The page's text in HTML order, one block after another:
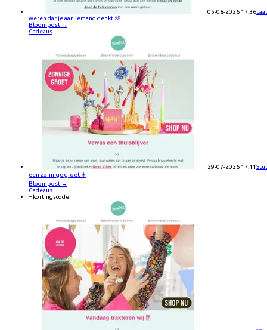
05-08-2026 17:36Laat
weten dat je aan iemand denkt 💭
Bloompost →
Cadeaus
29-07-2026 17:11
een zonnige groet ☀️
Bloompost →
Cadeaus
+ kortingscode